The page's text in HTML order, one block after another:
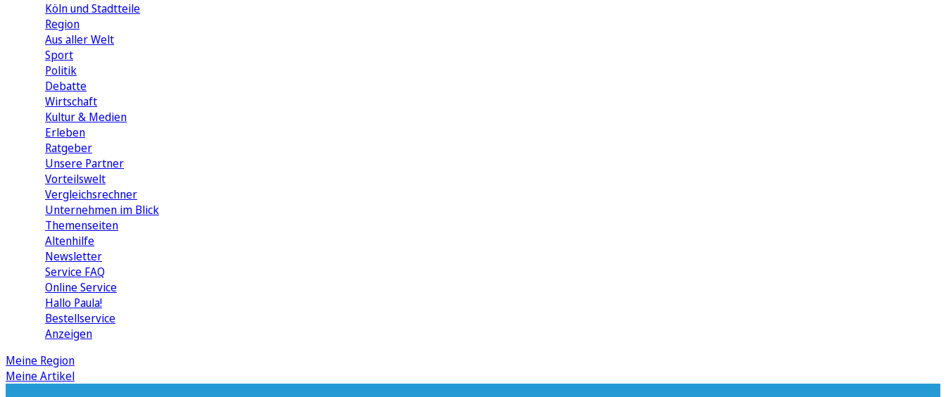
Köln und Stadtteile
Region
Aus aller Welt
Sport
Politik
Debatte
Wirtschaft
Kultur & Medien
Erleben
Ratgeber
Unsere Partner
Vorteilswelt
Vergleichsrechner
Unternehmen im Blick
Themenseiten
Altenhilfe
Newsletter
Service FAQ
Online Service
Hallo Paula!
Bestellservice
Anzeigen
Meine Region
Meine Artikel